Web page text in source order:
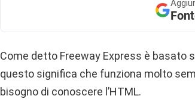
Come detto Freeway Express è basato
questo significa che funziona molto
bisogno di conoscere l’HTML.